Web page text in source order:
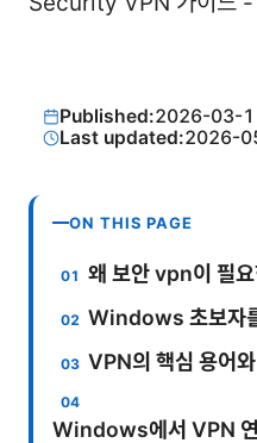
Published:2026-03-
Last updated:2026-
ON THIS PAGE
왜 보안 vpn이 필
Windows 초보자
VPN의 핵심 용어
Windows에서 VPN 연